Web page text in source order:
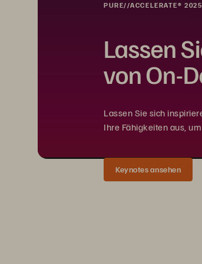
PURE//ACCELERATE® 2025
Lassen
von On-
Lassen Sie sich
Ihre Fähigkeiten aus,
Keynotes ansehen